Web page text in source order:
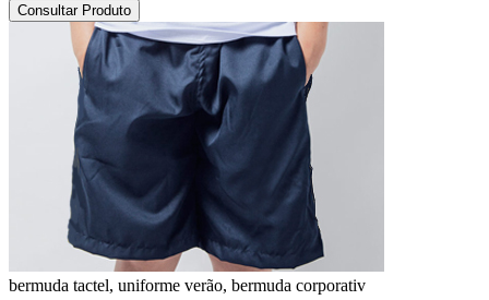
Consultar Produto
bermuda tactel, uniforme verão, bermuda corporativ